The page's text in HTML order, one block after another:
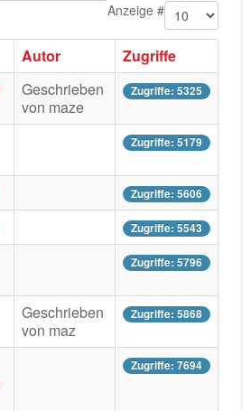
Anzeige #
Autor
Zugriffe
Geschrieben
von maze
Zugriffe: 5325
Zugriffe: 5179
Zugriffe: 5606
Zugriffe: 5543
Zugriffe: 5796
Geschrieben
von maz
Zugriffe: 5868
Zugriffe: 7694